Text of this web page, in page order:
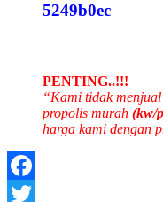
5249b0ec
PENTING..!!!
“Kami tidak
propolis murah (kw/
harga kami dengan
Facebook